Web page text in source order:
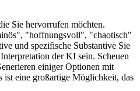
Sie hervorrufen möchten.
"hoffnungsvoll", "chaotisch"
und spezifische Substantive Sie
der KI sein. Scheuen
einiger Optionen mit
ist eine großartige Möglichkeit, das